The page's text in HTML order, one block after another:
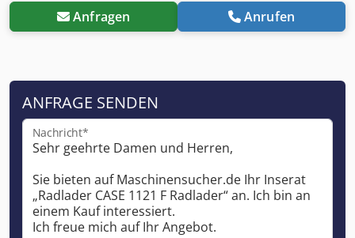
Anfragen Anrufen
ANFRAGE SENDEN
Nachricht*